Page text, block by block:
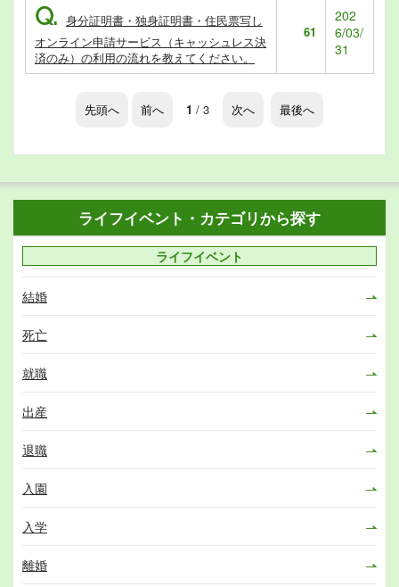
Q. 身分証明書・独身証明書・住民票写し
オンライン申請サービス（キャッシュレス決
済のみ）の利用の流れを教えてください。
61
202
6/03/
31
先頭へ 前へ 1 / 3 次へ 最後へ
ライフイベント・カテゴリから探す
ライフイベント
結婚
死亡
就職
出産
退職
入園
入学
離婚